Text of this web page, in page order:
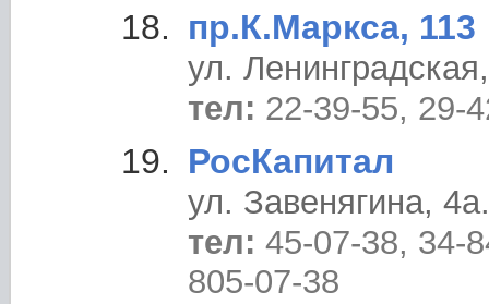
пр.К.Маркса, 113
ул.
тел: 22-39-55, 29-
РосКапитал
ул. Завенягина,
тел: 45-07-38, 34-
805-07-38